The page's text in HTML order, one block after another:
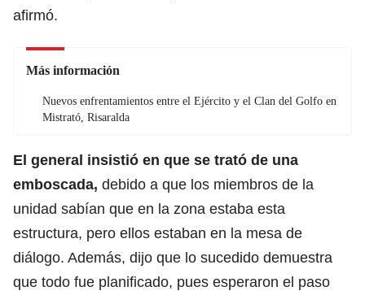
afirmó.
Más información
Nuevos enfrentamientos entre el Ejército y el Clan del Golfo en
Mistrató, Risaralda
El general insistió en que se trató de una
emboscada, debido a que los miembros de la
unidad sabían que en la zona estaba esta
estructura, pero ellos estaban en la mesa de
diálogo. Además, dijo que lo sucedido demuestra
que todo fue planificado, pues esperaron el paso